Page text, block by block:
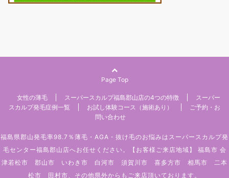
Page Top
女性の薄毛 スーパースカルプ福島郡山店の4つの特徴
スーパー
スカルプ発毛症例一覧
お試し体験コース（施術あり）
ご予約・お
問い合わせ
福島県郡山発毛率98.7％薄毛・AGA・抜け毛のお悩みはスーパースカルプ発
毛センター福島郡山店へお任せください。【お客様ご来店地域】 福島市 会
津若松市 郡山市 いわき市 白河市 須賀川市 喜多方市 相馬市 二本
松市 田村市、その他県外からもご来店頂いております。